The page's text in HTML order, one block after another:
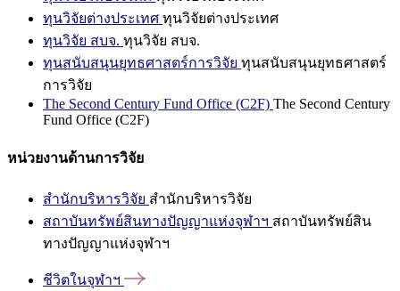
ทุนวิจัยต่างประเทศ ทุนวิจัยต่างประเทศ
ทุนวิจัย สบจ. ทุนวิจัย สบจ.
ทุนสนับสนุนยุทธศาสตร์การวิจัย ทุนสนับสนุนยุทธศาสตร์
การวิจัย
The Second Century Fund Office (C2F) The Second Century
Fund Office (C2F)
หน่วยงานด้านการวิจัย
สำนักบริหารวิจัย สำนักบริหารวิจัย
สถาบันทรัพย์สินทางปัญญาแห่งจุฬาฯ สถาบันทรัพย์สิน
ทางปัญญาแห่งจุฬาฯ
ชีวิตในจุฬาฯ